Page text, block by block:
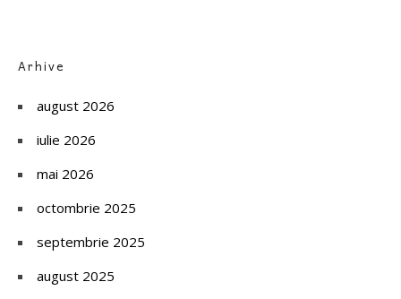
Arhive
august 2026
iulie 2026
mai 2026
octombrie 2025
septembrie 2025
august 2025